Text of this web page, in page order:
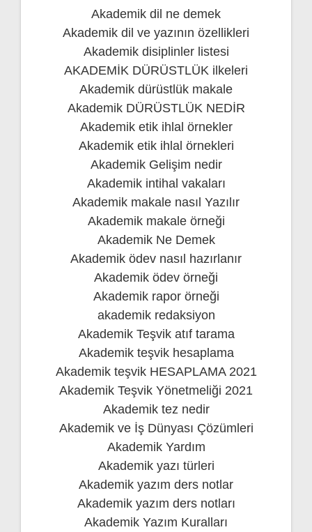
Akademik dil ne demek
Akademik dil ve yazının özellikleri
Akademik disiplinler listesi
AKADEMİK DÜRÜSTLÜK ilkeleri
Akademik dürüstlük makale
Akademik DÜRÜSTLÜK NEDİR
Akademik etik ihlal örnekler
Akademik etik ihlal örnekleri
Akademik Gelişim nedir
Akademik intihal vakaları
Akademik makale nasıl Yazılır
Akademik makale örneği
Akademik Ne Demek
Akademik ödev nasıl hazırlanır
Akademik ödev örneği
Akademik rapor örneği
akademik redaksiyon
Akademik Teşvik atıf tarama
Akademik teşvik hesaplama
Akademik teşvik HESAPLAMA 2021
Akademik Teşvik Yönetmeliği 2021
Akademik tez nedir
Akademik ve İş Dünyası Çözümleri
Akademik Yardım
Akademik yazı türleri
Akademik yazım ders notlar
Akademik yazım ders notları
Akademik Yazım Kuralları